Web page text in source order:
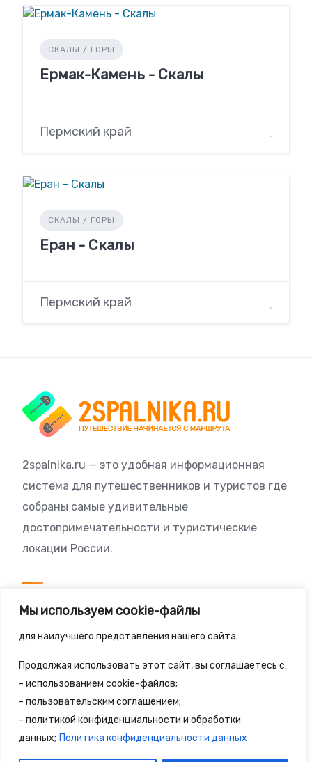
Мы используем cookie-файлы
для наилучшего представления нашего сайта.
Продолжая использовать этот сайт, вы соглашаетесь с:
- использованием cookie-файлов;
- пользовательским соглашением;
- политикой конфиденциальности и обработки
данных; Политика конфиденциальности данных
СКАЛЫ / ГОРЫ
Ермак-Камень - Скалы
Пермский край
СКАЛЫ / ГОРЫ
Еран - Скалы
Пермский край
2spalnika.ru — это удобная информационная
система для путешественников и туристов где
собраны самые удивительные
достопримечательности и туристические
локации России.
© 2025 - 2spalnika.ru Все права защищены.